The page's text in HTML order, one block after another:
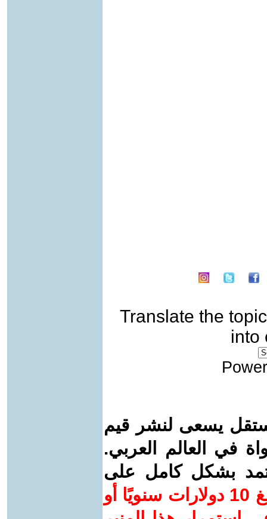
Translate the topic
into
يسعى لنشر قيم
في العالم العربي.
بشكل كامل على
ساهم/ي معنا! بدعمكم بمبلغ 10 دولارات سنويًا أو